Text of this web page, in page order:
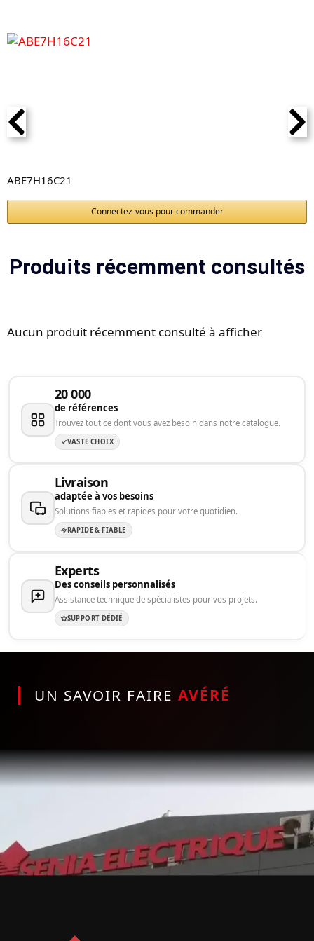
ABE7H16C21
Connectez-vous pour commander
Produits récemment consultés
Aucun produit récemment consulté à afficher
20 000
de références
Trouvez tout ce dont vous avez besoin dans notre catalogue.
VASTE CHOIX
Livraison
adaptée à vos besoins
Solutions fiables et rapides pour votre quotidien.
RAPIDE & FIABLE
Experts
Des conseils personnalisés
Assistance technique de spécialistes pour vos projets.
SUPPORT DÉDIÉ
UN SAVOIR FAIRE AVÉRÉ